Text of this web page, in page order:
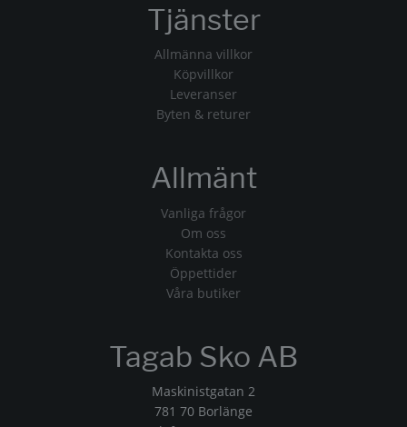
Tjänster
Allmänna villkor
Köpvillkor
Leveranser
Byten & returer
Allmänt
Vanliga frågor
Om oss
Kontakta oss
Öppettider
Våra butiker
Tagab Sko AB
Maskinistgatan 2
781 70 Borlänge